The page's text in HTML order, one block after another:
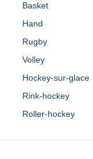
Basket
Hand
Rugby
Volley
Hockey-sur-glace
Rink-hockey
Roller-hockey